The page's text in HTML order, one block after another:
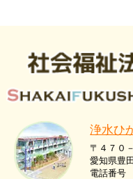
浄水ひ
〒４７０
愛知県豊
電話番号